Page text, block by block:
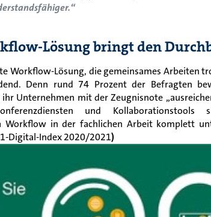
Lösung bringt den
Workflow-Lösung, die gemeinsames Arbeiten
Denn rund 74 Prozent der Befragten
Unternehmen mit der Zeugnisnote
und Kollaborationstools
Workflow in der fachlichen Arbeit komplett
Digital-Index 2020/2021)